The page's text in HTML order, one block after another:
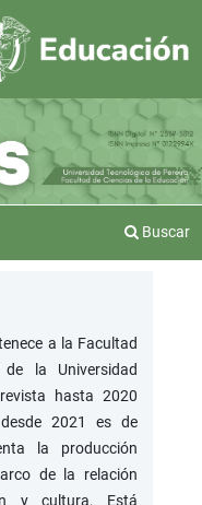
Buscar
a la Facultad
la Universidad
hasta 2020
2021 es de
la producción
de la relación
y cultura. Está